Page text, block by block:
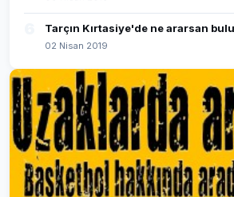
Tarçın Kırtasiye'de ne ararsan
02 Nisan 2019